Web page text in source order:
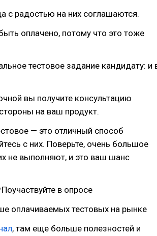
с радостью на них соглашаются.
оплачено, потому что это тоже
тестовое задание кандидату: и
вы получите консультацию
на ваш продукт.
— это отличный способ
с них. Поверьте, очень большое
не выполняют, и это ваш шанс
в опросе
оплачиваемых тестовых на рынке
, там еще больше полезностей и